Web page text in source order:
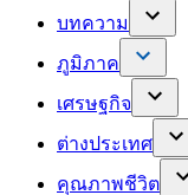
บทความ
ภูมิภาค
เศรษฐกิจ
ต่างประเทศ
คุณภาพชีวิต